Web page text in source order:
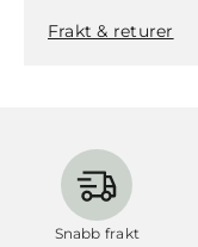
Frakt & returer
Snabb frakt